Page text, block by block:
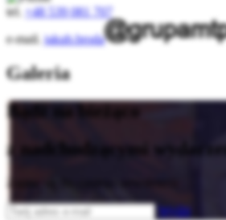
tel.
+48 539 081 707
e-mail.jakub.broda
Galeria
Bądź na bieżąco
z nadchodzącymi
Wyślij